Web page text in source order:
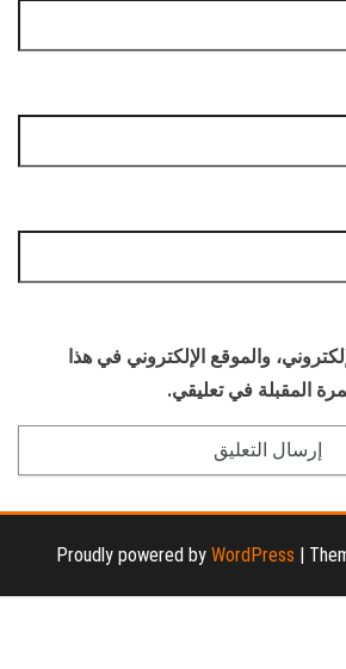
والموقع الإلكتروني في هذا
المقبلة في تعليقي.
Proudly powered by WordPress |